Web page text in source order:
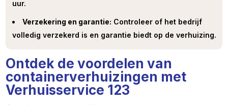
uur.
Verzekering en garantie: Controleer of het bedrijf
volledig verzekerd is en garantie biedt op de verhuizing.
Ontdek de voordelen van
containerverhuizingen met
Verhuisservice 123